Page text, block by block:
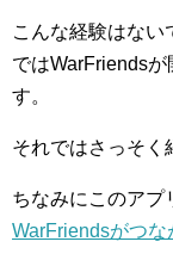
こんな経験はない
ではWarFriends
す。
それではさっそく
ちなみにこのアプ
WarFriendsがつ